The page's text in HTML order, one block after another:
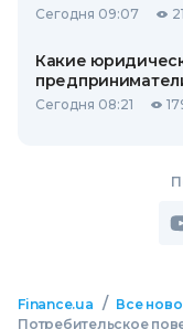
Сегодня 09:07
Какие
Сегодня 08:21
Finance.ua / Все
Потребительское